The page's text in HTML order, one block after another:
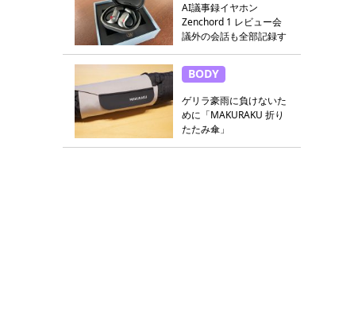
AI議事録イヤホン
Zenchord 1 レビュー会
議外の会話も全部記録す
BODY
ゲリラ豪雨に負けないた
めに「MAKURAKU 折り
たたみ傘」